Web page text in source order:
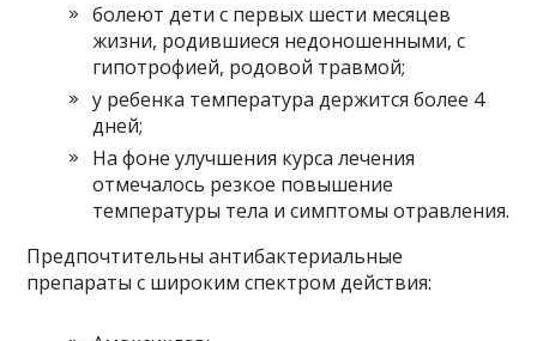
болеют дети с первых шести месяцев
жизни, родившиеся недоношенными, с
гипотрофией, родовой травмой;
у ребенка температура держится более 4
дней;
На фоне улучшения курса лечения
отмечалось резкое повышение
температуры тела и симптомы отравления.
Предпочтительны антибактериальные
препараты с широким спектром действия: